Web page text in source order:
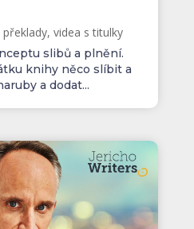
překlady, videa s titulky
slibů a plnění.
knihy něco slíbit a
a dodat...